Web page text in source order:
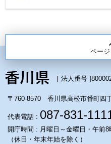
ペー
[ 法人番号 ]
〒760-8570 香川県高松市番町四
代表電話 : 087-831-
開庁時間 : 月曜日～金曜日・午前
（休日・年末年始を除く）